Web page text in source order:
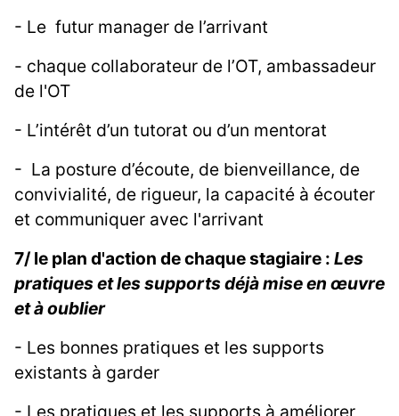
- Le futur manager de l’arrivant
- chaque collaborateur de l’OT, ambassadeur
de l'OT
- L’intérêt d’un tutorat ou d’un mentorat
- La posture d’écoute, de bienveillance, de
convivialité, de rigueur, la capacité à écouter
et communiquer avec l'arrivant
7/ le plan d'action de chaque stagiaire : Les
pratiques et les supports déjà mise en œuvre
et à oublier
- Les bonnes pratiques et les supports
existants à garder